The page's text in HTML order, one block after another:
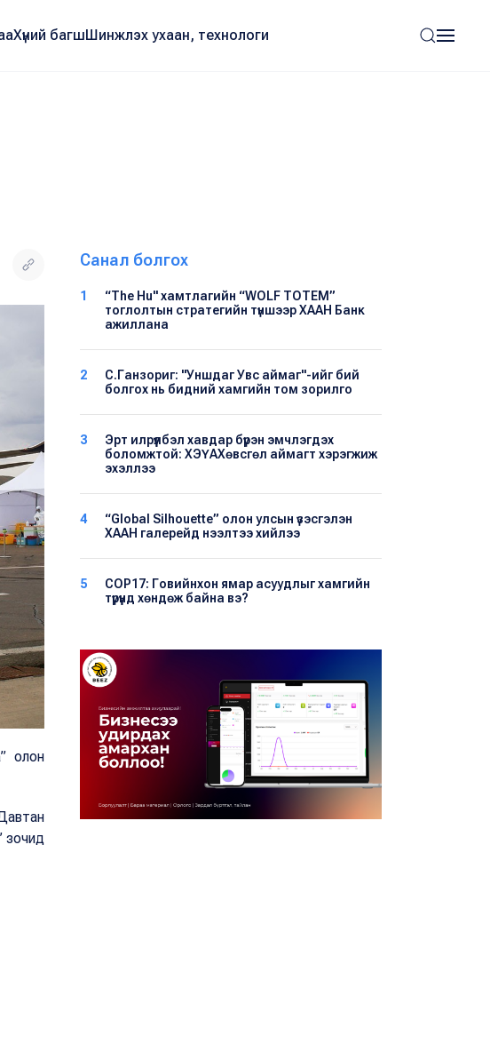
Хүний багшШинжлэх ухаан, технологи
олон
зочид
Санал болгох
1
“The Hu" хамтлагийн “WOLF TOTEM”
тоглолтын стратегийн түншээр ХААН Банк
ажиллана
2
С.Ганзориг: "Уншдаг Увс аймаг"-ийг бий
болгох нь бидний хамгийн том зорилго
3
Эрт илрүүлбэл хавдар бүрэн эмчлэгдэх
боломжтой: ХЭҮА​Хөвсгөл аймагт хэрэгжиж
эхэллээ
4
“Global Silhouette” олон улсын үзэсгэлэн
ХААН галерейд нээлтээ хийлээ
5
COP17: Говийнхон ямар асуудлыг хамгийн
түрүүнд хөндөж байна вэ?